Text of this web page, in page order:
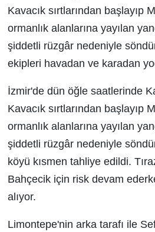
Kavacık sırtlarından başlayıp
ormanlık alanlarına yayılan
şiddetli rüzgâr nedeniyle
ekipleri havadan ve karadan
İzmir'de dün öğle saatlerinde
Kavacık sırtlarından başlayıp
ormanlık alanlarına yayılan
şiddetli rüzgâr nedeniyle
köyü kısmen tahliye edildi.
Bahçecik için risk devam
alıyor.
Limontepe'nin arka tarafı ile